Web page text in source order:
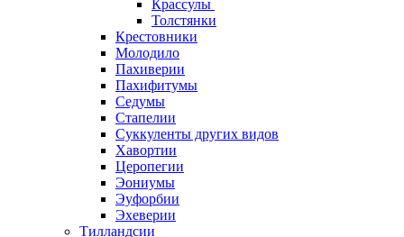
Крассулы
Толстянки
Крестовники
Молодило
Пахиверии
Пахифитумы
Седумы
Стапелии
Суккуленты других видов
Хавортии
Церопегии
Эониумы
Эуфорбии
Эхеверии
Тилландсии